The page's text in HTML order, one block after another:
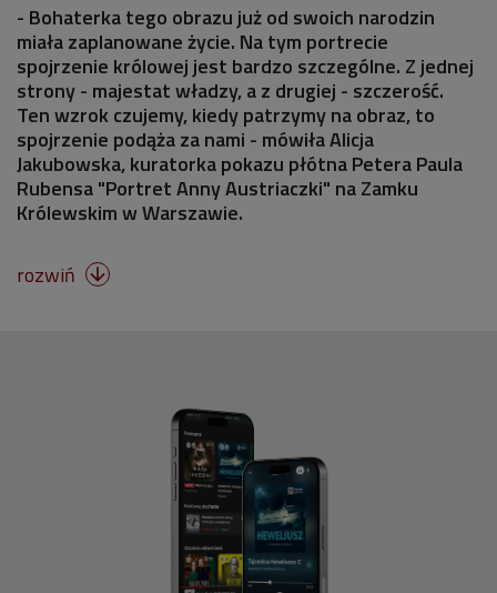
- Bohaterka tego obrazu już od swoich narodzin
miała zaplanowane życie. Na tym portrecie
spojrzenie królowej jest bardzo szczególne. Z jednej
strony - majestat władzy, a z drugiej - szczerość.
Ten wzrok czujemy, kiedy patrzymy na obraz, to
spojrzenie podąża za nami - mówiła Alicja
Jakubowska, kuratorka pokazu płótna Petera Paula
Rubensa "Portret Anny Austriaczki" na Zamku
Królewskim w Warszawie.
rozwiń 